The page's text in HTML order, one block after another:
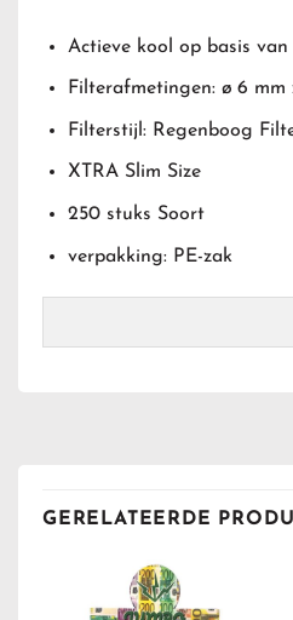
Actieve kool op basis
Filterafmetingen: ø 6 mm
Filterstijl: Regenboog
XTRA Slim Size
250 stuks Soort
verpakking: PE-zak
GERELATEERDE